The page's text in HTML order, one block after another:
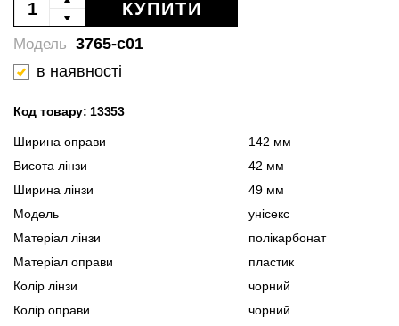
КУПИТИ
3765-c01
Модель
в наявності
Код товару: 13353
Ширина оправи
142 мм
Висота лінзи
42 мм
Ширина лінзи
49 мм
Модель
унісекс
Матеріал лінзи
полікарбонат
Матеріал оправи
пластик
Колір лінзи
чорний
Колір оправи
чорний